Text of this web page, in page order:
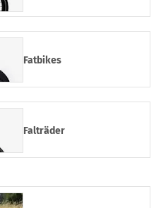
Fatbikes
Falträder